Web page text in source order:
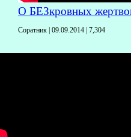
О БЕЗкровных
Соратник | 09.09.2014 | 7,304